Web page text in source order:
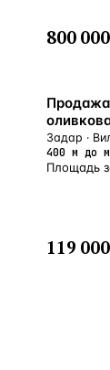
800
У МОРЯ
Задар ·
400 м до
Площадь
119